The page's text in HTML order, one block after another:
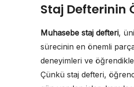
Staj Defterinin
Muhasebe staj defteri,
sürecinin en önemli
deneyimleri ve
Çünkü staj defteri,